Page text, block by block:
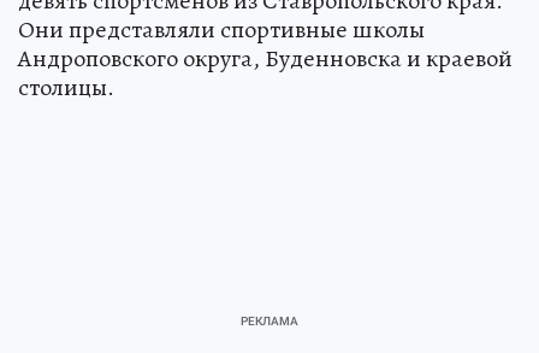
Они представляли спортивные школы
Андроповского округа, Буденновска и краевой
столицы.